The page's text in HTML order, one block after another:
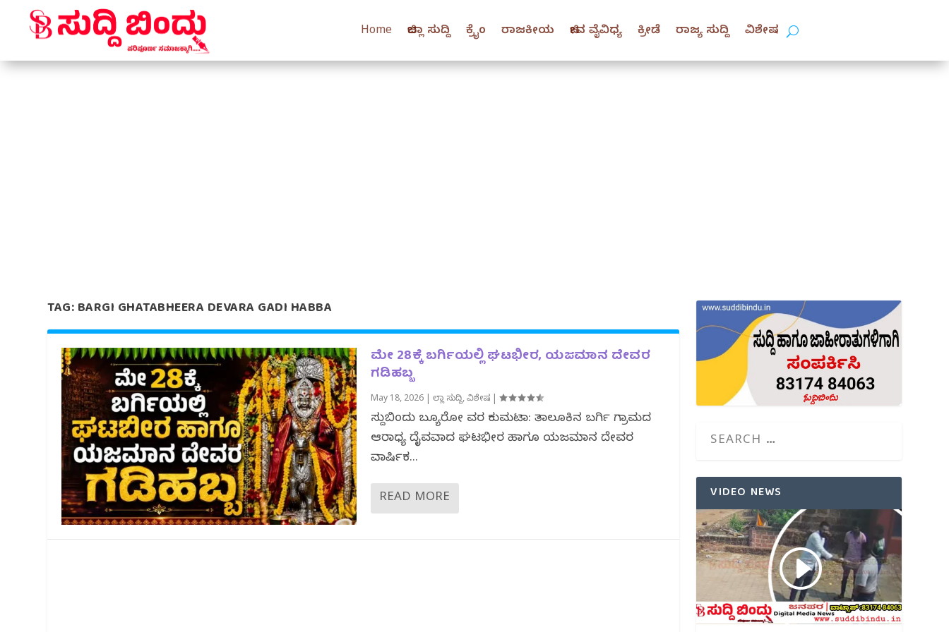
Home ಜಿಲ್ಲಾ ಸುದ್ದಿ ಕ್ರೈಂ ರಾಜಕೀಯ ಜೀವ ವೈವಿಧ್ಯ ಕ್ರೀಡೆ ರಾಜ್ಯ ಸುದ್ದಿ ವಿಶೇಷ
TAG:BARGI GHATABHEERA DEVARA GADI HABBA
ಮೇ 28ಕ್ಕೆ ಬರ್ಗಿಯಲ್ಲಿ ಘಟಭೀರ, ಯಜಮಾನ ದೇವರ
ಗಡಿಹಬ್ಬ
May 18, 2026| ಜಿಲ್ಲಾ ಸುದ್ದಿ,ವಿಶೇಷ|
ಸುದ್ದಿಬಿಂದು ಬ್ಯೂರೋ ವರದಿ ಕುಮಟಾ: ತಾಲೂಕಿನ ಬರ್ಗಿ ಗ್ರಾಮದ
ಆರಾಧ್ಯ ದೈವವಾದ ಘಟಭೀರ‌ ಹಾಗೂ ಯಜಮಾನ ದೇವರ
ವಾರ್ಷಿಕ...
READ MORE VIDEO NEWS